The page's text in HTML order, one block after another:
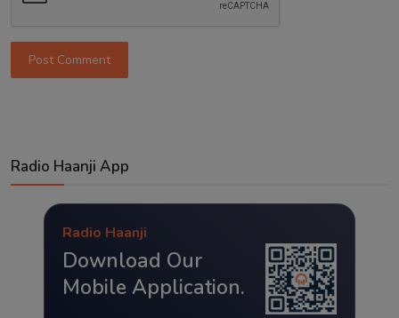
Post Comment
Radio Haanji App
Radio Haanji
Download Our
Mobile Application.